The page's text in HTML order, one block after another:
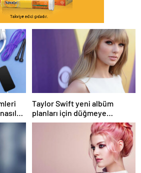
Taylor Swift yeni albüm
planları için düğmeye
bastığını sosyal medyadan